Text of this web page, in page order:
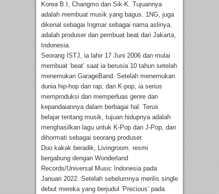
Korea B.I, Changmo dan Sik-K. Tujuannya
adalah membuat musik yang bagus. 1NG, juga
dikenal sebagai Ingmar sebagai nama aslinya,
adalah produser dan pembuat beat dari Jakarta,
Indonesia.
Seorang ISTJ, ia lahir 17 Juni 2006 dan mulai
membuat ‘beat’ saat ia berusia 10 tahun setelah
menemukan GarageBand. Setelah menemukan
dunia hip-hop dan rap, dan K-pop, ia serius
memproduksi dan memperluas genre dan
kepandaiannya dalam berbagai hal. Terus
belajar tentang musik, tujuan hidupnya adalah
menghasilkan lagu untuk K-Pop dan J-Pop, dan
dihormati sebagai seorang produser.
Duo kakak beradik, Livingroom. resmi
bergabung dengan Wonderland
Records/Universal Music Indonesia pada
Januari 2022. Setelah sebelumnya merilis single
debut mereka yang berjudul ‘Precious’ pada